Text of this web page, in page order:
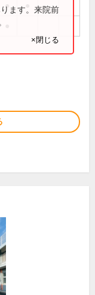
●ます。来院前
×閉じる